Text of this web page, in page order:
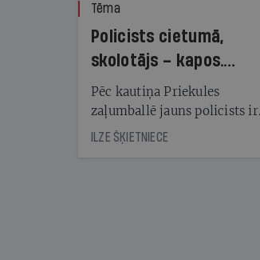
Tēma
Policists cietumā,
skolotājs – kapos.
Reibuma cena Priekulē
Pēc kautiņa Priekules
zaļumballē jauns policists ir
nonācis cietumā, bet
cienījams pedagogs — kapos.
ILZE ŠĶIETNIECE